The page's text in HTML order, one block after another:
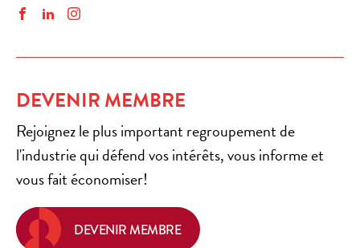
FacebookLinkedInInstagram
DEVENIR MEMBRE
Rejoignez le plus important regroupement de
l'industrie qui défend vos intérêts, vous informe et
vous fait économiser!
DEVENIR MEMBRE